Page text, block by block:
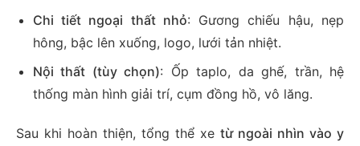
Chi tiết ngoại thất nhỏ: Gương chiếu hậu, nẹp
hông, bậc lên xuống, logo, lưới tản nhiệt.
Nội thất (tùy chọn): Ốp taplo, da ghế, trần, hệ
thống màn hình giải trí, cụm đồng hồ, vô lăng.
Sau khi hoàn thiện, tổng thể xe từ ngoài nhìn vào y